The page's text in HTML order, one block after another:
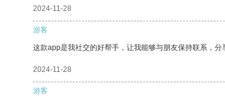
2024-11-28
游客
这款app是我社交的好帮手，让我能够与朋友保持联系，分
2024-11-28
游客